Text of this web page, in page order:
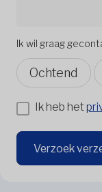
Ik wil graag
Ochtend
Ik heb het
Verzoek